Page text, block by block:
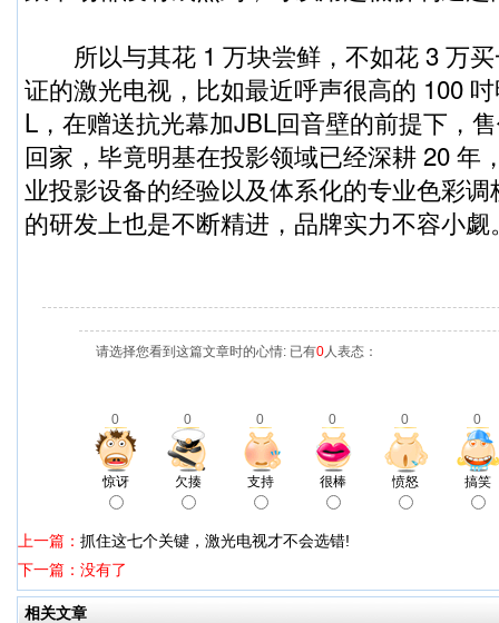
所以与其花 1 万块尝鲜，不如花 3 万买
证的激光电视，比如最近呼声很高的 100
L，在赠送抗光幕加JBL回音壁的前提下，
回家，毕竟明基在投影领域已经深耕 20 年
业投影设备的经验以及体系化的专业色彩
的研发上也是不断精进，品牌实力不容小觑
请选择您看到这篇文章时的心情: 已有0人表态：
0 0 0 0 0 0
惊讶 欠揍 支持 很棒 愤怒 搞笑
上一篇： 抓住这七个关键，激光电视才不会选错!
下一篇：没有了
相关文章